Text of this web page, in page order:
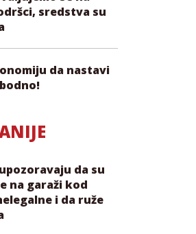
sredstva su
da nastavi
da su
na garaži kod
i da ruže